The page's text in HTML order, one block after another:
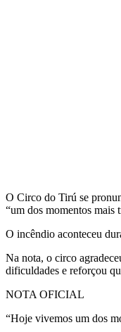
O Circo do Tirú se
“um dos momentos mais
O incêndio aconteceu
Na nota, o circo
dificuldades e reforçou
NOTA OFICIAL
“Hoje vivemos um dos